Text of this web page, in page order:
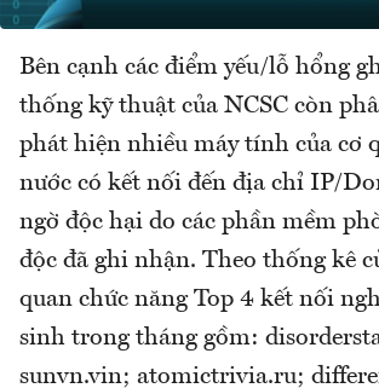
Bên cạnh các điểm yếu/lỗ hổng
thống kỹ thuật của NCSC còn
phát hiện nhiều máy tính của cơ
nước có kết nối đến địa chỉ IP/
ngờ độc hại do các phần mềm
độc đã ghi nhận. Theo thống kê
quan chức năng Top 4 kết nối
sinh trong tháng gồm:
sunvn.vin; atomictrivia.ru;